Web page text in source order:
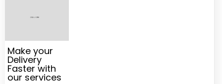
Make your
Delivery
Faster with
our services